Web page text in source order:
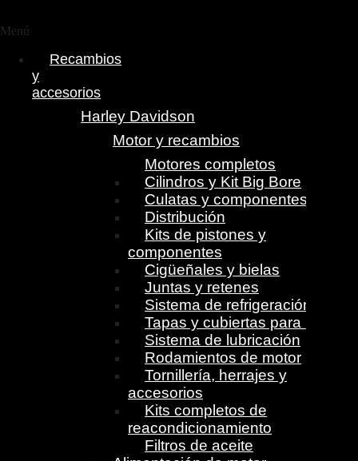
Menú
Recambios
y
accesorios
Harley Davidson
Motor y recambios
Motores completos
Cilindros y Kit Big Bore
Culatas y componentes
Distribución
Kits de pistones y
componentes
Cigüeñales y bielas
Juntas y retenes
Sistema de refrigeración
Tapas y cubiertas para motor
Sistema de lubricación
Rodamientos de motor
Tornillería, herrajes y
accesorios
Kits completos de
reacondicionamiento
Filtros de aceite